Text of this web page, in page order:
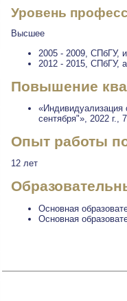
Уровень
Высшее
2005 - 2009, СПбГУ,
2012 - 2015, СПбГУ,
Повышение
«Индивидуализация
сентября"», 2022 г.,
Опыт работы
12 лет
Основная
Основная